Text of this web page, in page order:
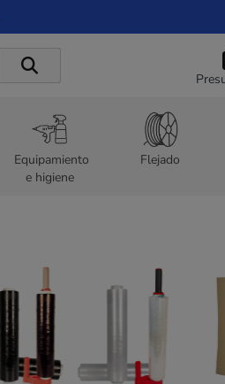
Equipamiento
e higiene
Flejado